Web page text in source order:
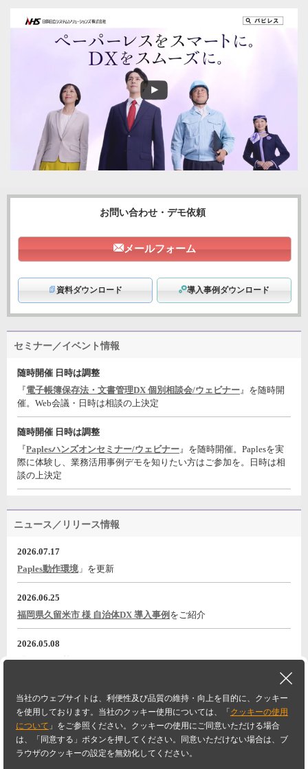
お問い合わせ・デモ依頼
メールフォーム
資料ダウンロード 導入事例ダウンロード
セミナー／イベント情報
随時開催 日時は調整
『電子帳簿保存法・文書管理DX 個別相談会/ウェビナー 』を随時開
催。Web会議・日時は相談の上決定
随時開催 日時は調整
『Paplesハンズオンセミナー/ウェビナー 』を随時開催。Paplesを実
際に体験し、業務活用事例デモを知りたい方はご参加を。日時は相
談の上決定
ニュース／リリース情報
2026.07.17
Paples動作環境 」を更新
2026.06.25
福岡県久留米市 様 自治体DX 導入事例 をご紹介
2026.05.08
『電子帳票基盤 Paples パピレスのご紹介』動画をYouTubeに公開
大嘉産業株式会社様<導入事例/a>
事例一覧に追加 PAGETOP
Paplesホーム FAQ 動作環境・ライセンス ニュース／リリース情報
当社のウェブサイトは、利便性及び品質の維持・向上を目的に、クッキー
を使用しております。当社のクッキー使用については、「 クッキーの使用
について 」をご参照ください。クッキーの使用にご同意いただける場合
は、「同意する」ボタンを押してください。同意いただけない場合は、ブ
ラウザのクッキーの設定を無効化してください。